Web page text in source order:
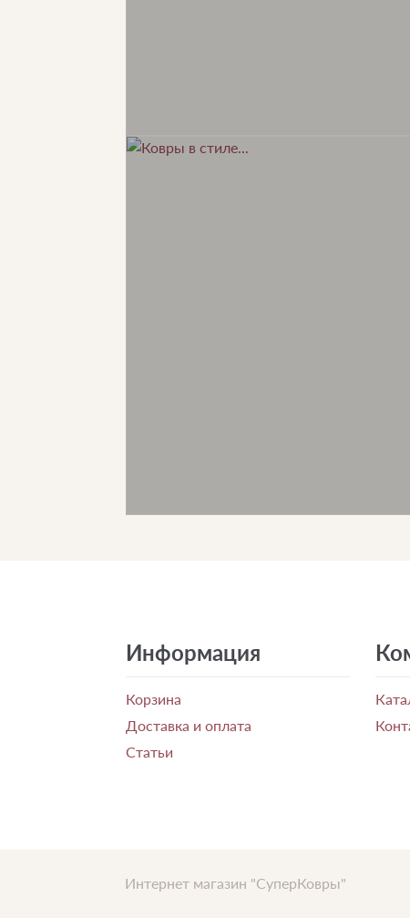
Информация
Корзина
Доставка и оплата
Статьи
Интернет магазин "СуперКовры"